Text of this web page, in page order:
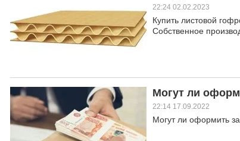
22:24 02.02.2023
Купить листовой
Собственное
Могут ли
22:14 17.09.2022
Могут ли оформить